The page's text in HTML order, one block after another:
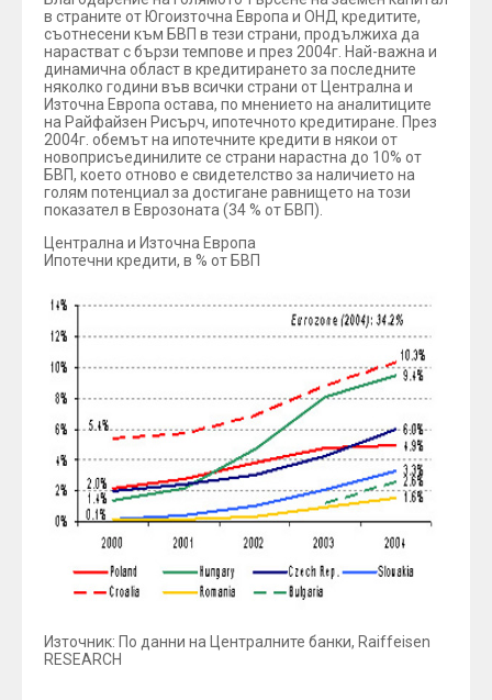
в страните от Югоизточна Европа и ОНД кредитите,
съотнесени към БВП в тези страни, продължиха да
нарастват с бързи темпове и през 2004г. Най-важна и
динамична област в кредитирането за последните
няколко години във всички страни от Централна и
Източна Европа остава, по мнението на аналитиците
на Райфайзен Рисърч, ипотечното кредитиране. През
2004г. обемът на ипотечните кредити в някои от
новоприсъединилите се страни нарастна до 10% от
БВП, което отново е свидетелство за наличието на
голям потенциал за достигане равнището на този
показател в Еврозоната (34 % от БВП).
Централна и Източна Европа
Ипотечни кредити, в % от БВП
Източник: По данни на Централните банки, Raiffeisen
RESEARCH